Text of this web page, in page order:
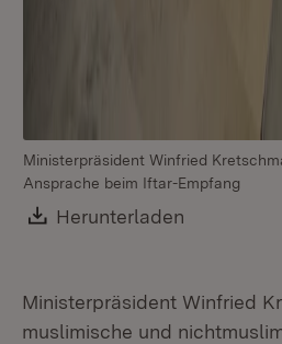
Ministerpräsident Winfried
Ansprache beim Iftar-Empfang
Download:
Herunterladen
Ministerpräsident Winfried
muslimische und